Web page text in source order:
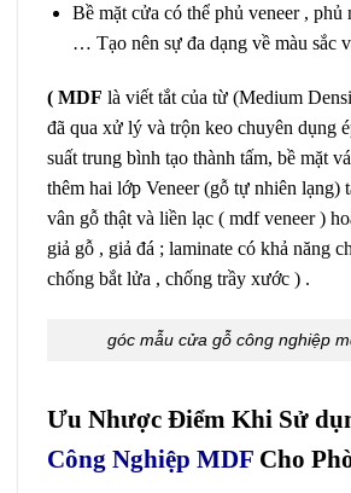
Bề mặt cửa có thể phủ veneer , phủ
… Tạo nên sự đa dạng về màu sắc
( MDF là viết tắt của từ (Medium
đã qua xử lý và trộn keo chuyên dụng
suất trung bình tạo thành tấm, bề mặt
thêm hai lớp Veneer (gỗ tự nhiên lạng)
vân gỗ thật và liền lạc ( mdf veneer )
giả gỗ , giả đá ; laminate có khả năng
chống bắt lửa , chống trầy xước ) .
góc mẫu cửa gỗ công nghiệp
Ưu Nhược Điểm Khi Sử
Công Nghiệp MDF Cho